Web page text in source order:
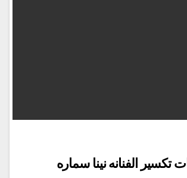
الفنانه نينا سماره